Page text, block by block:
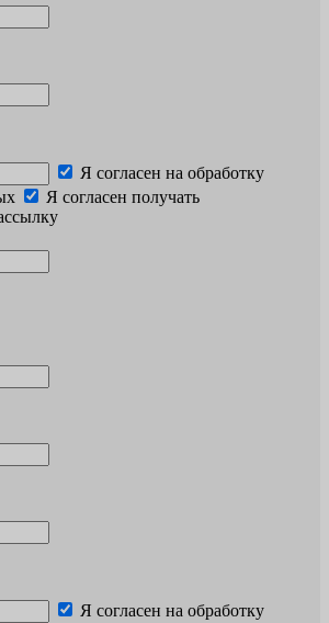
Я согласен на обработку
Я согласен получать
Я согласен на обработку